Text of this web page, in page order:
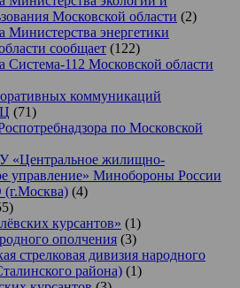
Московской области (2)
Министерства энергетики
сообщает (122)
Система-112 Московской области
коммуникаций
(71)
по Московской
«Центральное жилищно-
управление» Минобороны России
(4)
курсантов» (1)
ополчения (3)
стрелковая дивизия народного
района) (1)